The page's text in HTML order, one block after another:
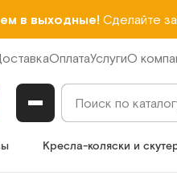
в выходные! Сделайте
ОплатаУслугиО
Кресла-коляски и